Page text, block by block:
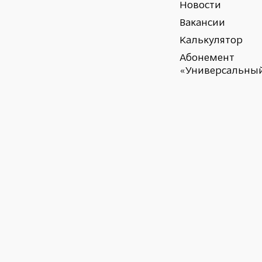
Новости
Вакансии
Калькулятор
Абонемент